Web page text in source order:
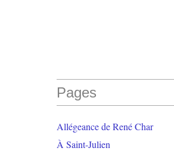
Pages
Allégeance de René Char
À Saint-Julien